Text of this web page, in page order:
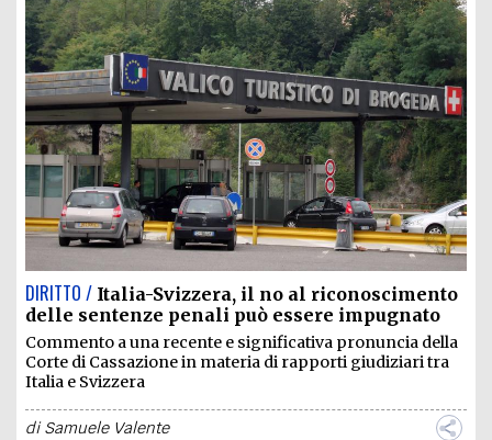
DIRITTO / Italia-Svizzera, il no al riconoscimento
delle sentenze penali può essere impugnato
Commento a una recente e significativa pronuncia della
Corte di Cassazione in materia di rapporti giudiziari tra
Italia e Svizzera
diSamuele Valente